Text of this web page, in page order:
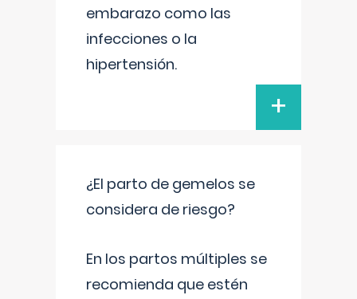
embarazo como las
infecciones o la
hipertensión.
+
¿El parto de gemelos se
considera de riesgo?
En los partos múltiples se
recomienda que estén